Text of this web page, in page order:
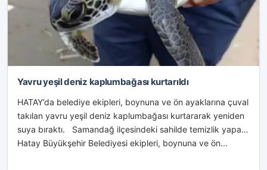
Yavru yeşil deniz kaplumbağası kurtarıldı
HATAY’da belediye ekipleri, boynuna ve ön ayaklarına çuval
takılan yavru yeşil deniz kaplumbağası kurtararak yeniden
suya bıraktı. Samandağ ilçesindeki sahilde temizlik yapan
Hatay Büyükşehir Belediyesi ekipleri, boynuna ve ön...